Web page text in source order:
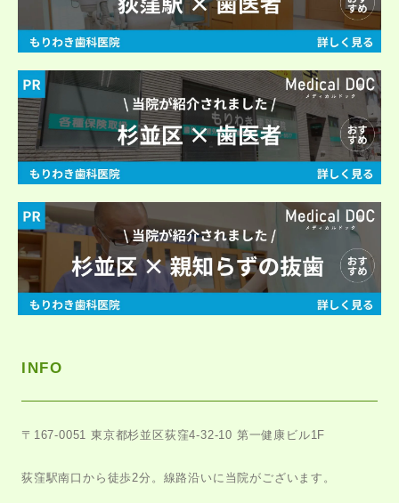
INFO
〒167-0051 東京都杉並区荻窪4-32-10 第一健康ビル1F
荻窪駅南口から徒歩2分。 線路沿いに当院がございます。